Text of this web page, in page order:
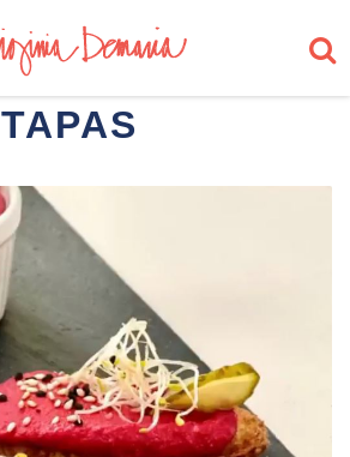
TAPAS